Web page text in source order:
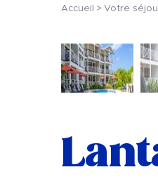
Accueil Votre